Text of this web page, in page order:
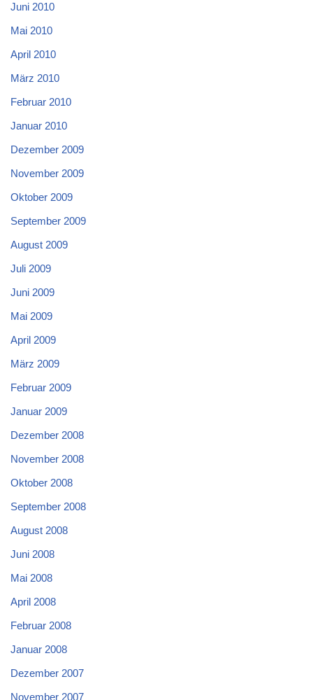
Juni 2010
Mai 2010
April 2010
März 2010
Februar 2010
Januar 2010
Dezember 2009
November 2009
Oktober 2009
September 2009
August 2009
Juli 2009
Juni 2009
Mai 2009
April 2009
März 2009
Februar 2009
Januar 2009
Dezember 2008
November 2008
Oktober 2008
September 2008
August 2008
Juni 2008
Mai 2008
April 2008
Februar 2008
Januar 2008
Dezember 2007
November 2007